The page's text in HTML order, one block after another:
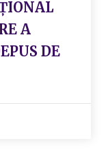
A
DE